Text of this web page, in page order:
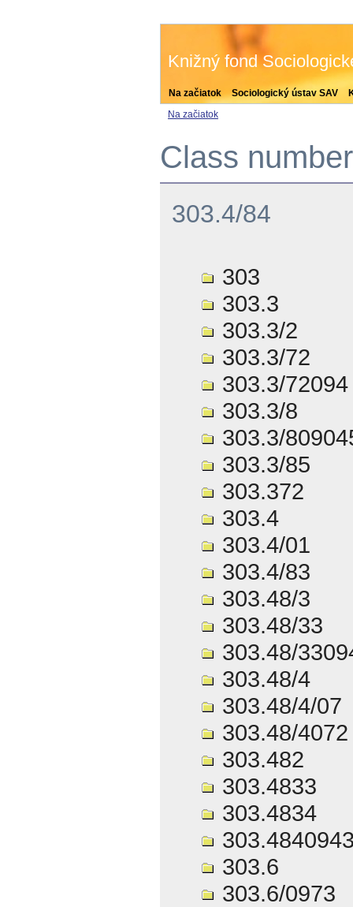
Na začiatok Sociologický ústav SAV
Knižný fond
Na začiatok
Class
303.4/84
303
303.3
303.3/2
303.3/72
303.3/72094
303.3/8
303.3/
303.3/85
303.372
303.4
303.4/01
303.4/83
303.48/3
303.48/33
303.48/
303.48/4
303.48/4/07
303.48/4072
303.482
303.4833
303.4834
303.6
303.6/0973